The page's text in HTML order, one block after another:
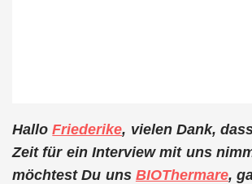
HalloFriederike, vielen Dank,
Zeit für ein Interview mit uns
möchtest Du uns BIOThermare,